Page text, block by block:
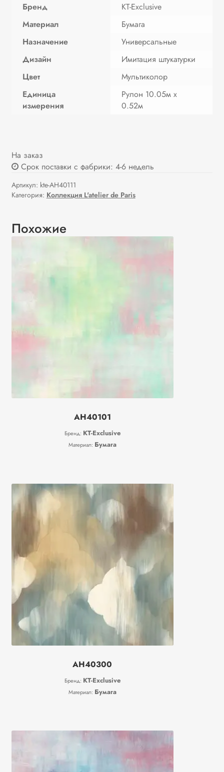
На заказ
Срок поставки с фабрики: 4-6 недель
Артикул: kte-AH40111
Категория: Коллекция L'atelier de Paris
Бренд
KT-Exclusive
Материал
Бумага
Назначение
Универсальные
Дизайн
Имитация штукатурки
Цвет
Мультиколор
Единица
измерения
Рулон 10.05м х
0.52м
Похожие
AH40101
Бренд: KT-Exclusive
Материал: Бумага
AH40300
Бренд: KT-Exclusive
Материал: Бумага